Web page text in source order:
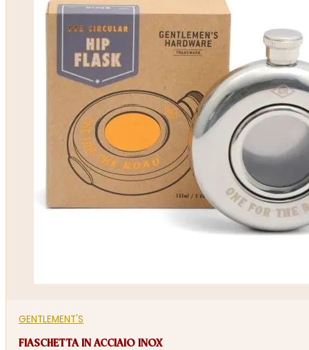
GENTLEMENT'S
FIASCHETTA IN ACCIAIO INOX